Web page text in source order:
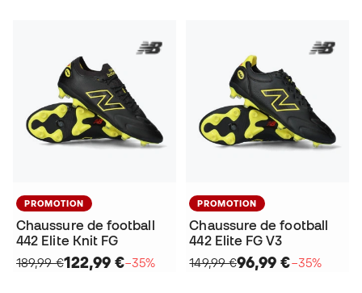
PROMOTION
Chaussure de football
442 Elite Knit FG
189,99 €122,99 €−35%
PROMOTION
Chaussure de football
442 Elite FG V3
149,99 €96,99 €−35%